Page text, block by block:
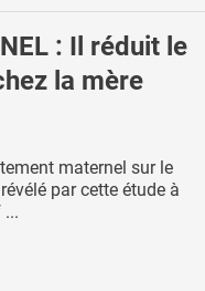
: Il réduit le
la mère
maternel sur le
par cette étude à